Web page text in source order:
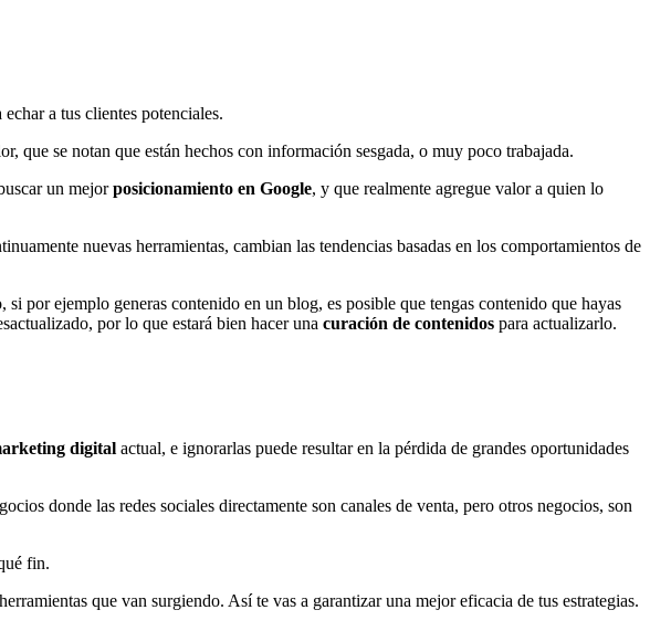
a tus clientes potenciales.
que se notan que están hechos con información sesgada, o muy poco trabajada.
un mejorposicionamiento en Google, y que realmente agregue valor a quien lo
nuevas herramientas, cambian las tendencias basadas en los comportamientos de
por ejemplo generas contenido en un blog, es posible que tengas contenido que hayas
por lo que estará bien hacer una curación de contenidos para actualizarlo.
digital actual, e ignorarlas puede resultar en la pérdida de grandes oportunidades
donde las redes sociales directamente son canales de venta, pero otros negocios, son
fin.
que van surgiendo. Así te vas a garantizar una mejor eficacia de tus estrategias.